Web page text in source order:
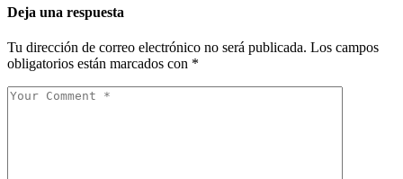
Deja una respuesta
Tu dirección de correo electrónico no será publicada. Los campos
obligatorios están marcados con *